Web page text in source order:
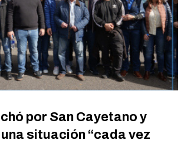
por San Cayetano y
situación “cada vez